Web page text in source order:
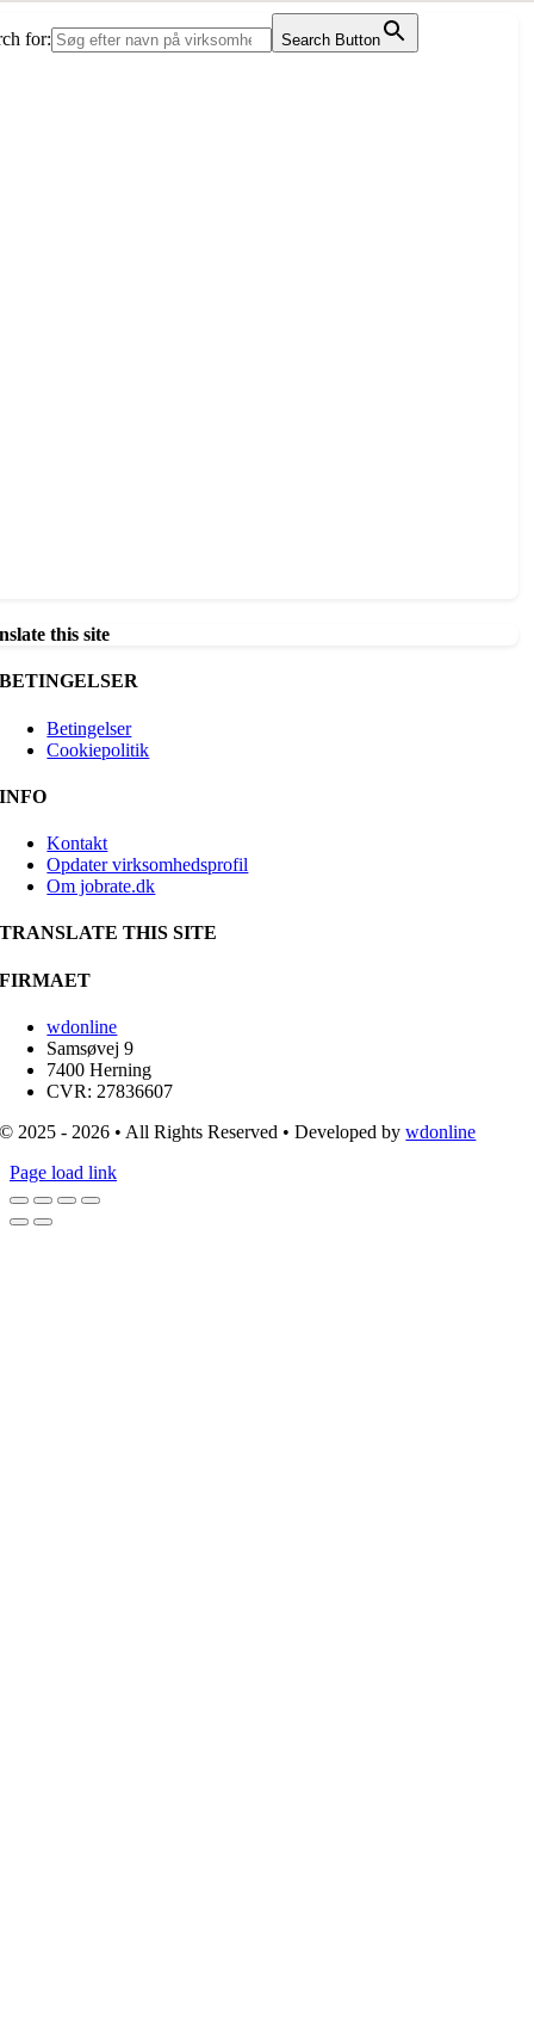
for: Search Button
this site
BETINGELSER
Betingelser
Cookiepolitik
INFO
Kontakt
Opdater virksomhedsprofil
Om jobrate.dk
TRANSLATE THIS SITE
FIRMAET
wdonline
Samsøvej 9
7400 Herning
CVR: 27836607
© 2025 - 2026 • All Rights Reserved • Developed bywdonline
Page load link